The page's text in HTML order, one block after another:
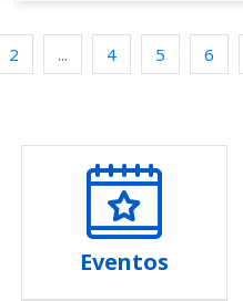
2 ... 4 5 6
Eventos